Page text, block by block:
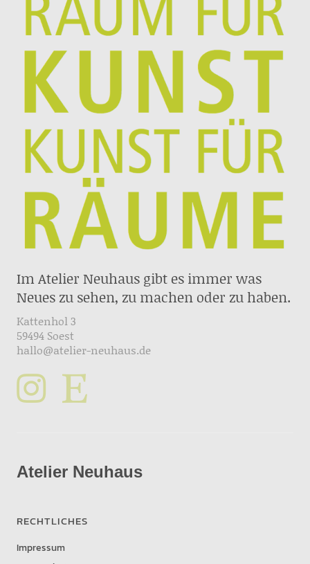
Im Atelier Neuhaus gibt es immer was
Neues zu sehen, zu machen oder zu haben.
Kattenhol 3
59494 Soest
hallo@atelier-neuhaus.de
Atelier Neuhaus
RECHTLICHES
Impressum